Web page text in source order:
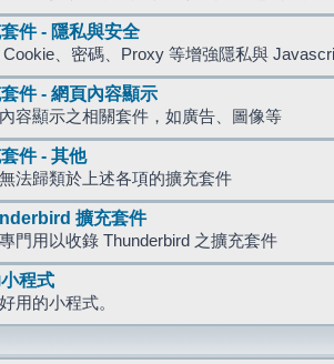
件 - 隱私與安全
Cookie、密碼、Proxy 等增強隱私與
件 - 網頁內容顯示
容顯示之相關套件，如廣告、圖像等
件 - 其他
法歸類於上述各項的擴充套件
擴充套件
門用以收錄 Thunderbird 之擴充套件
程式
用的小程式。